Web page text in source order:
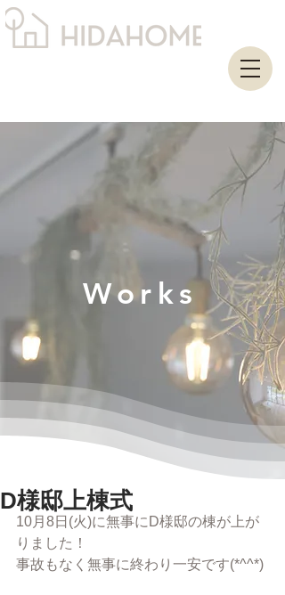
Works
D様邸上棟式
10月8日(火)に無事にD様邸の棟が上が
りました！
事故もなく無事に終わり一安です(*^^*)